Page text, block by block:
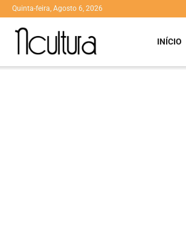
Quinta-feira, Agosto 6, 2026
INÍCIO